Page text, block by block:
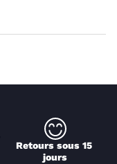
Retours sous 15
jours